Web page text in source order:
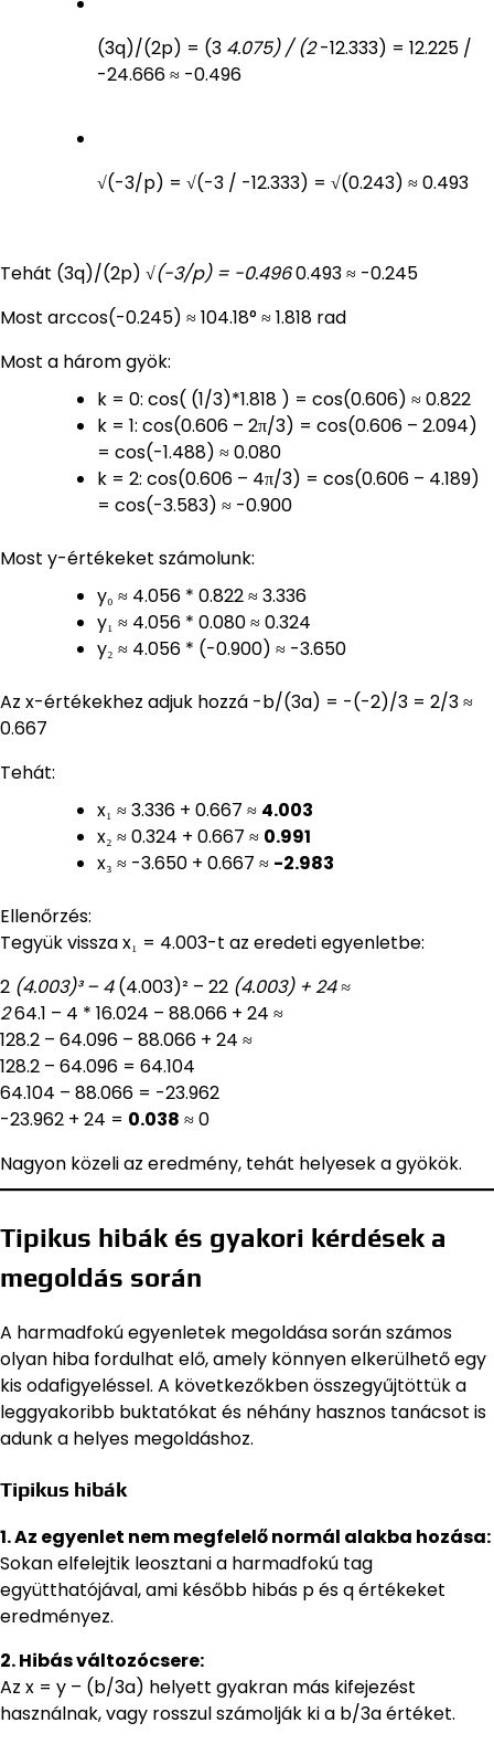
(3q)/(2p) = (3 4.075) / (2-12.333) = 12.225 /
-24.666 ≈ -0.496
√(-3/p) = √(-3 / -12.333) = √(0.243) ≈ 0.493
Tehát (3q)/(2p) √(-3/p) = -0.4960.493 ≈ -0.245
Most arccos(-0.245) ≈ 104.18° ≈ 1.818 rad
Most a három gyök:
k = 0: cos( (1/3)*1.818 ) = cos(0.606) ≈ 0.822
k = 1: cos(0.606 – 2π/3) = cos(0.606 – 2.094)
= cos(-1.488) ≈ 0.080
k = 2: cos(0.606 – 4π/3) = cos(0.606 – 4.189)
= cos(-3.583) ≈ -0.900
Most y-értékeket számolunk:
y₀ ≈ 4.056 * 0.822 ≈ 3.336
y₁ ≈ 4.056 * 0.080 ≈ 0.324
y₂ ≈ 4.056 * (-0.900) ≈ -3.650
Az x-értékekhez adjuk hozzá -b/(3a) = -(-2)/3 = 2/3 ≈
0.667
Tehát:
x₁ ≈ 3.336 + 0.667 ≈ 4.003
x₂ ≈ 0.324 + 0.667 ≈ 0.991
x₃ ≈ -3.650 + 0.667 ≈ -2.983
Ellenőrzés:
Tegyük vissza x₁ = 4.003-t az eredeti egyenletbe:
2 (4.003)³ – 4(4.003)² – 22 (4.003) + 24 ≈
264.1 – 4 * 16.024 – 88.066 + 24 ≈
128.2 – 64.096 – 88.066 + 24 ≈
128.2 – 64.096 = 64.104
64.104 – 88.066 = -23.962
-23.962 + 24 = 0.038 ≈ 0
Nagyon közeli az eredmény, tehát helyesek a gyökök.
Tipikus hibák és gyakori kérdések a
megoldás során
A harmadfokú egyenletek megoldása során számos
olyan hiba fordulhat elő, amely könnyen elkerülhető egy
kis odafigyeléssel. A következőkben összegyűjtöttük a
leggyakoribb buktatókat és néhány hasznos tanácsot is
adunk a helyes megoldáshoz.
Tipikus hibák
1. Az egyenlet nem megfelelő normál alakba hozása:
Sokan elfelejtik leosztani a harmadfokú tag
együtthatójával, ami később hibás p és q értékeket
eredményez.
2. Hibás változócsere:
Az x = y – (b/3a) helyett gyakran más kifejezést
használnak, vagy rosszul számolják ki a b/3a értéket.